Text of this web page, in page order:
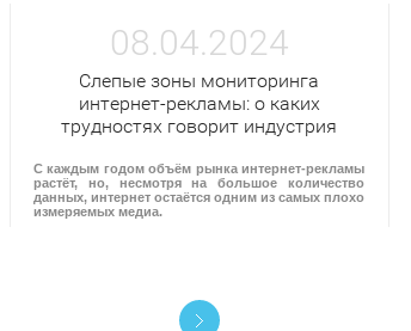
08.04.2024
Слепые зоны мониторинга
интернет-рекламы: о каких
трудностях говорит индустрия
С каждым годом объём рынка интернет-рекламы
растёт, но, несмотря на большое количество
данных, интернет остаётся одним из самых плохо
измеряемых медиа.